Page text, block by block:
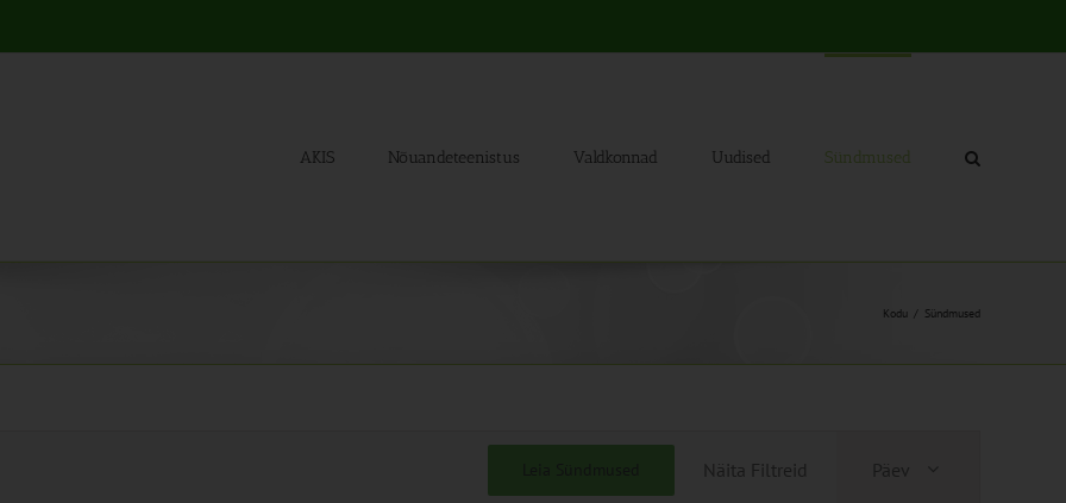
AKIS Nõuandeteenistus Valdkonnad Uudised Sündmused
Kodu Sündmused
Näita Filtreid
Views
Päev